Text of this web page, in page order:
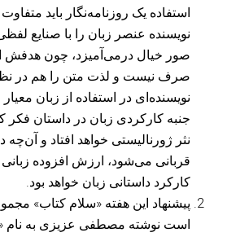
استفاده یک روزنامه‌نگار باید
نویسنده عنصر زبان را با صنایع
صور خیال درمی‌آمیزد، چون هدفش
صرف نیست و لذت متن را هم در نظر
نویسنده‌ای در استفاده از زبان
جنبه کارکردی زبان در داستان فکر
نثر ژورنالیستی خواهد افتاد و آن‌چه
قربانی می‌شود، ارزش افزوده
کارکرد داستانی زبان خواهد بود.
پیشنهاد این هفته «سلام کتاب»
است نوشته مصطفی عزیزی به نام